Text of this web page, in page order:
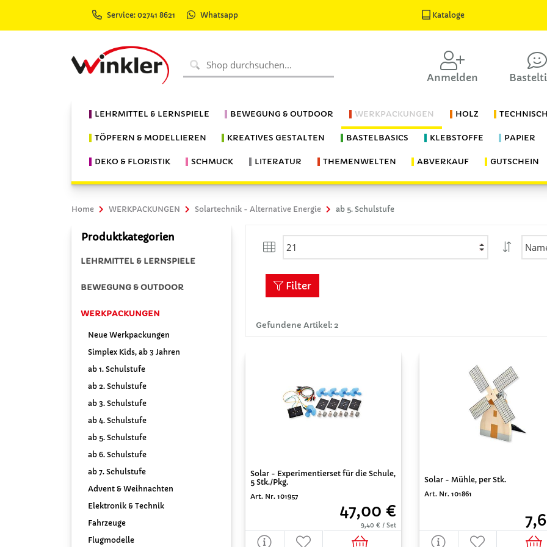
Service: 02741 8621 Whatsapp Kataloge
Anmelden
LEHRMITTEL & LERNSPIELE BEWEGUNG & OUTDOOR WERKPACKUNGEN HOLZ
TÖPFERN & MODELLIEREN KREATIVES GESTALTEN BASTELBASICS KLEBSTOFFE PAPIER
DEKO & FLORISTIK SCHMUCK LITERATUR THEMENWELTEN ABVERKAUF GUTSCHEIN
Home WERKPACKUNGEN Solartechnik - Alternative Energie ab 5. Schulstufe
Produktkategorien
LEHRMITTEL & LERNSPIELE
BEWEGUNG & OUTDOOR
WERKPACKUNGEN
Neue Werkpackungen
Simplex Kids, ab 3 Jahren
ab 1. Schulstufe
ab 2. Schulstufe
ab 3. Schulstufe
ab 4. Schulstufe
ab 5. Schulstufe
ab 6. Schulstufe
ab 7. Schulstufe
Advent & Weihnachten
Elektronik & Technik
Fahrzeuge
Flugmodelle
Gefundene Artikel: 2
Filter
Solar - Experimentierset für die Schule,
5 Stk./Pkg.
Art. Nr. 101957
47,00 €
9,40 € / Set
Solar - Mühle, per Stk.
Art. Nr. 101861